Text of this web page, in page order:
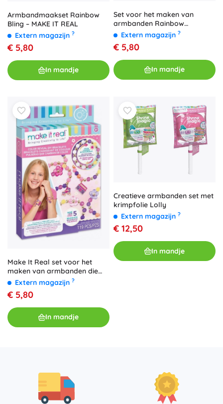
Armbandmaakset Rainbow
Bling – MAKE IT REAL
Extern magazijn ?
€ 5,80
In mandje
Set voor het maken van
armbanden Rainbow
Treasure
Extern magazijn ?
€ 5,80
In mandje
Make It Real set voor het
maken van armbanden die
van kleur veranderen in de
Extern magazijn ?
€ 5,80
In mandje
Creatieve armbanden set met
krimpfolie Lolly
Extern magazijn ?
€ 12,50
In mandje